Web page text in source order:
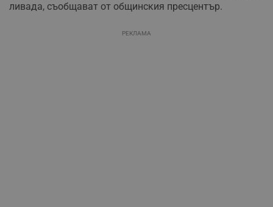
ливада, съобщават от общинския пресцентър.
РЕКЛАМА